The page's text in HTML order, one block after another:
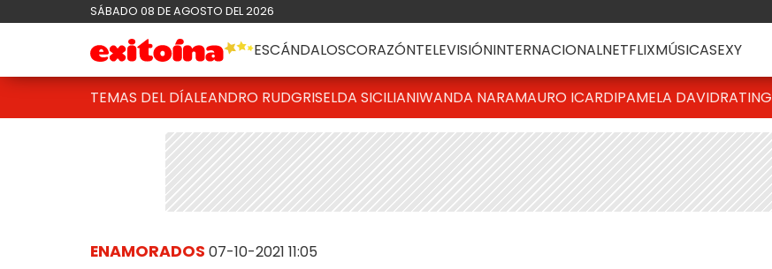
SÁBADO 08 DE AGOSTO DEL 2026
ESCÁNDALOSCORAZÓNTELEVISIÓNINTERNACIONALNETFLIXMÚSICASEXY
TEMAS DEL DÍALEANDRO RUDGRISELDA SICILIANIWANDA NARAMAURO ICARDIPAMELA DAVIDRATING
ENAMORADOS 07-10-2021 11:05